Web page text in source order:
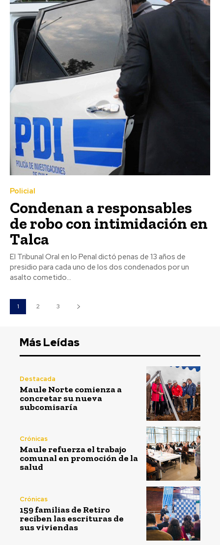
Policial
Condenan a responsables
de robo con intimidación en
Talca
El Tribunal Oral en lo Penal dictó penas de 13 años de
presidio para cada uno de los dos condenados por un
asalto cometido...
1 2 3
Más Leídas
Destacada
Maule Norte comienza a
concretar su nueva
subcomisaría
Crónicas
Maule refuerza el trabajo
comunal en promoción de la
salud
Crónicas
159 familias de Retiro
reciben las escrituras de
sus viviendas